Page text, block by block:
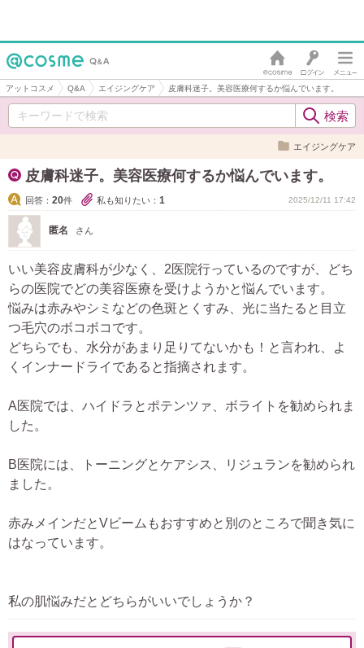
アットコスメ Q&A エイジングケア 皮膚科迷子。美容医療何するか悩んでいます。
エイジングケア
皮膚科迷子。美容医療何するか悩んでいます。
回答： 20件 私も知りたい： 1 2025/12/11 17:42
匿名 さん
いい美容皮膚科が少なく、2医院行っているのですが、どち
らの医院でどの美容医療を受けようかと悩んでいます。
悩みは赤みやシミなどの色斑とくすみ、光に当たると目立
つ毛穴のボコボコです。
どちらでも、水分があまり足りてないかも！と言われ、よ
くインナードライであると指摘されます。
A医院では、ハイドラとポテンツァ、ボライトを勧められま
した。
B医院には、トーニングとケアシス、リジュランを勧められ
ました。
赤みメインだとVビームもおすすめと別のところで聞き気に
はなっています。
私の肌悩みだとどちらがいいでしょうか？